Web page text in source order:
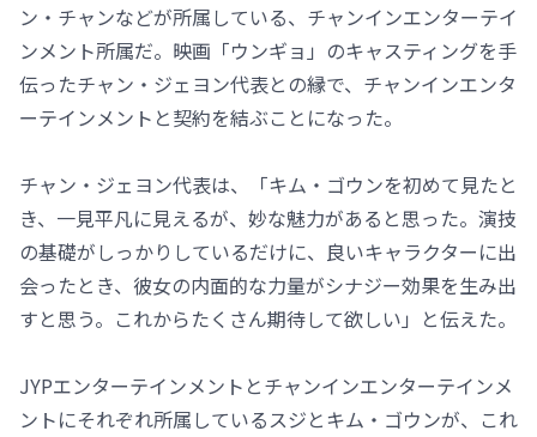
ン・チャンなどが所属している、チャンインエンターテイ
ンメント所属だ。映画「ウンギョ」のキャスティングを手
伝ったチャン・ジェヨン代表との縁で、チャンインエンタ
ーテインメントと契約を結ぶことになった。
チャン・ジェヨン代表は、「キム・ゴウンを初めて見たと
き、一見平凡に見えるが、妙な魅力があると思った。演技
の基礎がしっかりしているだけに、良いキャラクターに出
会ったとき、彼女の内面的な力量がシナジー効果を生み出
すと思う。これからたくさん期待して欲しい」と伝えた。
JYPエンターテインメントとチャンインエンターテインメ
ントにそれぞれ所属しているスジとキム・ゴウンが、これ